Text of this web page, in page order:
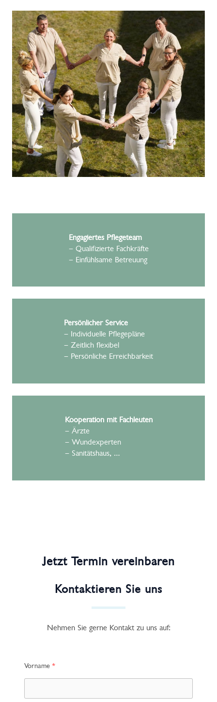
Engagiertes Pflegeteam
– Qualifizierte Fachkräfte
– Einfühlsame Betreuung
Persönlicher Service
– Individuelle Pflegepläne
– Zeitlich flexibel
– Persönliche Erreichbarkeit
Kooperation mit Fachleuten
– Ärzte
– Wundexperten
– Sanitätshaus, …
Jetzt Termin vereinbaren
Kontaktieren Sie uns
Nehmen Sie gerne Kontakt zu uns auf:
Vorname